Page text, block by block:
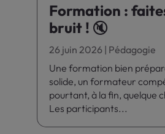
Formation :
bruit ! 🔇
26 juin 2026 | Pédagogie
Une formation bien
solide, un formateur
pourtant, à la fin, quelque
Les participants...